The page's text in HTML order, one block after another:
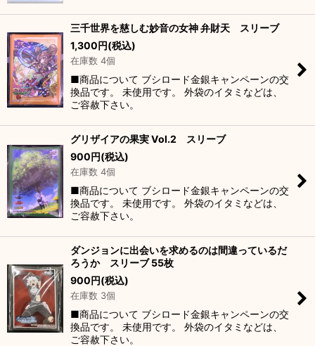
三千世界を慈しむ妙音の女神 弁財天 スリーブ
1,300円(税込)
在庫数 4個
■商品について ブシロード金銀キャンペーンの交
換品です。 未使用です。 外袋のイタミなどは、
ご容赦下さい。
グリザイアの果実 Vol.2 スリーブ
900円(税込)
在庫数 4個
■商品について ブシロード金銀キャンペーンの交
換品です。 未使用です。 外袋のイタミなどは、
ご容赦下さい。
ダンジョンに出会いを求めるのは間違っているだ
ろうか スリーブ 55枚
900円(税込)
在庫数 3個
■商品について ブシロード金銀キャンペーンの交
換品です。 未使用です。 外袋のイタミなどは、
ご容赦下さい。